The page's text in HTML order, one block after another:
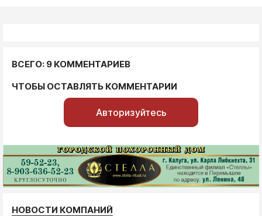
ВСЕГО: 9 КОММЕНТАРИЕВ
ЧТОБЫ ОСТАВЛЯТЬ КОММЕНТАРИИ
Авторизуйтесь
НОВОСТИ КОМПАНИЙ